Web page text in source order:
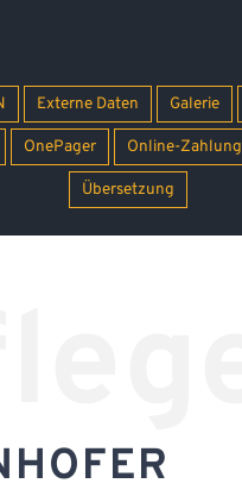
Externe Daten Galerie
OnePager Online-Zahlung
Übersetzung